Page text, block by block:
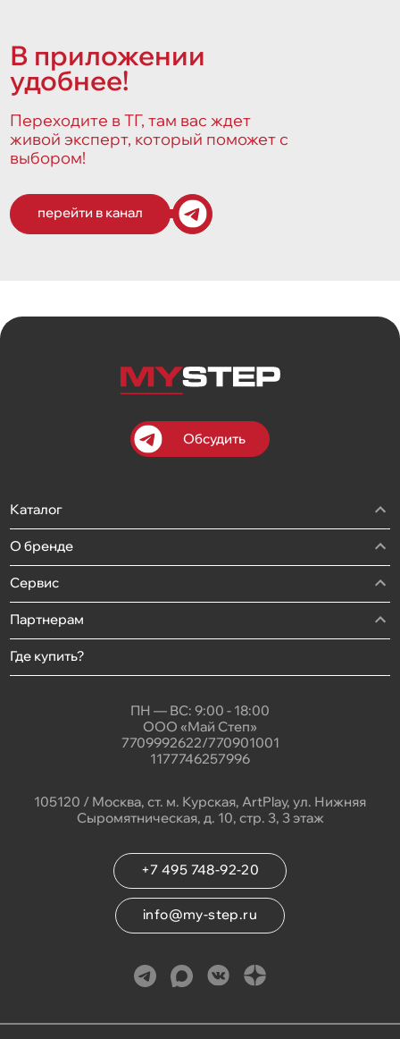
В приложении
удобнее!
Переходите в ТГ, там вас ждет
живой эксперт, который поможет с
выбором!
перейти в канал
Обсудить
Каталог
О бренде
Сервис
Партнерам
Где купить?
ПН — ВС: 9:00 - 18:00
ООО «Май Степ»
7709992622/770901001
1177746257996
105120 / Москва, ст. м. Курская, ArtPlay, ул. Нижняя
Сыромятническая, д. 10, стр. 3, 3 этаж
+7 495 748-92-20
info@my-step.ru